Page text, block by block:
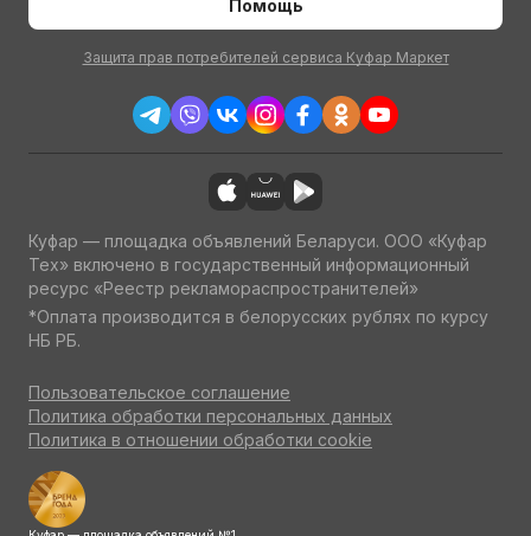
Помощь
Защита прав потребителей сервиса Куфар Маркет
Куфар — площадка объявлений Беларуси. ООО «Куфар
Тех» включено в государственный информационный
ресурс «Реестр рекламораспространителей»
*Оплата производится в белорусских рублях по курсу
НБ РБ.
Пользовательское соглашение
Политика обработки персональных данных
Политика в отношении обработки cookie